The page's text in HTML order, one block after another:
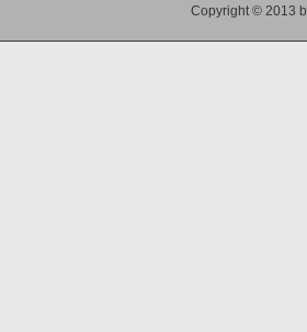
Copyright © 2013